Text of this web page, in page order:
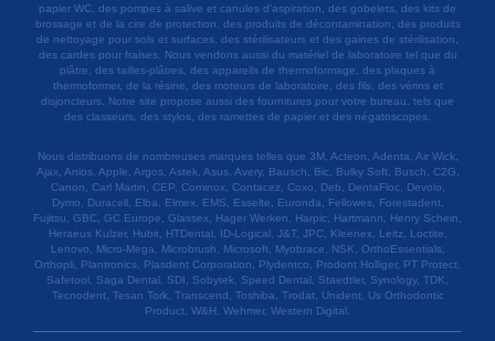
papier WC, des pompes à salive et canules d'aspiration, des gobelets, des kits de
brossage et de la cire de protection, des produits de décontamination, des produits
de nettoyage pour sols et surfaces, des stérilisateurs et des gaines de stérilisation,
des cardes pour fraises. Nous vendons aussi du matériel de laboratoire tel que du
plâtre, des tailles-plâtres, des appareils de thermoformage, des plaques à
thermoformer, de la résine, des moteurs de laboratoire, des fils, des vérins et
disjoncteurs. Notre site propose aussi des fournitures pour votre bureau, tels que
des classeurs, des stylos, des ramettes de papier et des négatoscopes.
Nous distribuons de nombreuses marques telles que 3M, Acteon, Adenta, Air Wick,
Ajax, Anios, Apple, Argos, Astek, Asus, Avery, Bausch, Bic, Bulky Soft, Busch, C2G,
Canon, Carl Martin, CEP, Cominox, Contacez, Coxo, Deb, DentaFloc, Devolo,
Dymo, Duracell, Elba, Elmex, EMS, Esselte, Euronda, Fellowes, Forestadent,
Fujitsu, GBC, GC Europe, Glassex, Hager Werken, Harpic, Hartmann, Henry Schein,
Heraeus Kulzer, Hubit, HTDental, ID-Logical, J&T, JPC, Kleenex, Leitz, Loctite,
Lenovo, Micro-Mega, Microbrush, Microsoft, Myobrace, NSK, OrthoEssentials,
Orthopli, Plantronics, Plasdent Corporation, Plydentco, Prodont Holliger, PT Protect,
Safetool, Saga Dental, SDI, Sobytek, Speed Dental, Staedtler, Synology, TDK,
Tecnodent, Tesan Tork, Transcend, Toshiba, Trodat, Unident, Us Orthodontic
Product, W&H, Wehmer, Western Digital.